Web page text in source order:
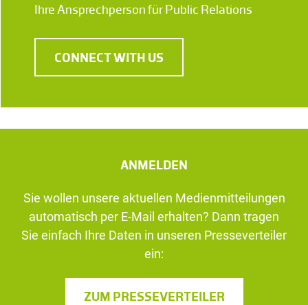
Ihre Ansprechperson für Public Relations
CONNECT WITH US
ANMELDEN
Sie wollen unsere aktuellen Medienmitteilungen
automatisch per E-Mail erhalten? Dann tragen
Sie einfach Ihre Daten in unseren Presseverteiler
ein:
ZUM PRESSEVERTEILER